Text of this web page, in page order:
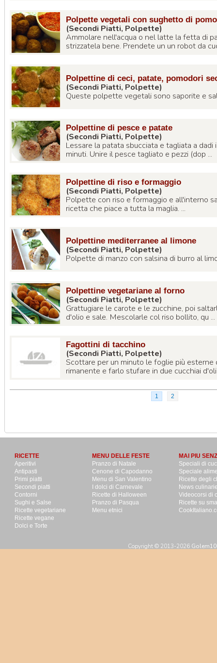
Polpette vegetali con sughetto di
(Secondi Piatti, Polpette)
Ammolare nell'acqua o nel latte la fetta di
strizzatela bene. Prendete un un robot da
Polpettine di ceci, patate, pomodori
(Secondi Piatti, Polpette)
Queste polpette vegetali sono saporite e
Polpettine di pesce e patate
(Secondi Piatti, Polpette)
Lessare la patata sbucciata e tagliata a
minuti. Unire il pesce tagliato e pezzi (dop ...
Polpettine di riso e formaggio
(Secondi Piatti, Polpette)
Polpette con riso e formaggio e all'interno
ricetta che piace a tutta la maglia. ...
Polpettine mediterranee al limone
(Secondi Piatti, Polpette)
Polpette di manzo con salsina di burro al
Polpettine vegetariane al forno
(Secondi Piatti, Polpette)
Grattugiare le carote e le zucchine, poi
d'olio e sale. Mescolarle col riso bollito, qu ...
Fagottini di tacchino
(Secondi Piatti, Polpette)
Scottare per un minuto le foglie più esterne
rimanente e farlo stufare in due cucchiai
1 2
RICETTE
Aperitivi
Antipasti
Primi piatti
Secondi piatti
Contorni
Sughi e Salse
Ricette vegetariane
Ricette vegane
Dolci e Torte
MENU DELLE FESTE
Pranzo di Natale
Cenone di Capodanno
Menu di San Valentino
I dolci di Carnevale
Ricette di Halloween
Pranzo di Pasqua
Menu etnici
MAI PIU
Speciali di
Speciale
Ricette degli
News
Videocorsi di
Ricette su
Copyright © 2013-2026